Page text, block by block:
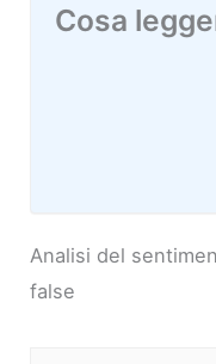
Cosa
Analisi del
false